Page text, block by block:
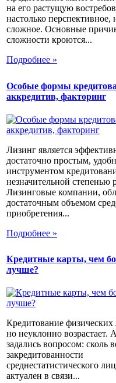
на его растущую
настолько перспективное,
сложное. Основные
сложности кроются...
Подробнее »
Особые формы
аккредитив, факторинг
Лизинг является
достаточно простым,
инструментом
незначительной степенью
Лизинговые компании,
достаточным объемом
приобретения...
Подробнее »
Кредитные карты, чем
лучше?
Кредитование
но неуклонно возрастает.
задались вопросом: сколь
закредитованности
среднестатистического
актуален в связи...